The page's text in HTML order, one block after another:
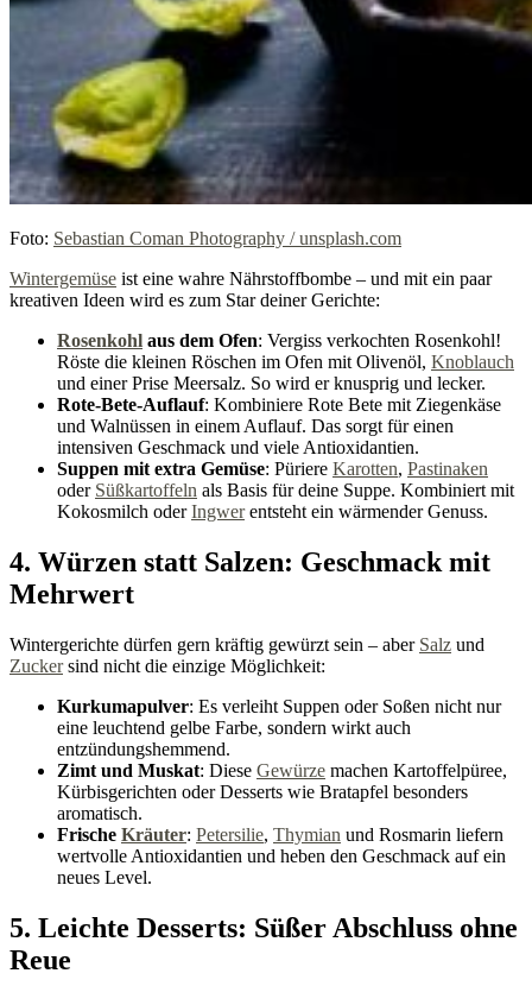
Foto: Sebastian Coman Photography / unsplash.com
Wintergemüse ist eine wahre Nährstoffbombe – und mit ein paar
kreativen Ideen wird es zum Star deiner Gerichte:
Rosenkohl aus dem Ofen: Vergiss verkochten Rosenkohl!
Röste die kleinen Röschen im Ofen mit Olivenöl, Knoblauch
und einer Prise Meersalz. So wird er knusprig und lecker.
Rote-Bete-Auflauf: Kombiniere Rote Bete mit Ziegenkäse
und Walnüssen in einem Auflauf. Das sorgt für einen
intensiven Geschmack und viele Antioxidantien.
Suppen mit extra Gemüse: Püriere Karotten, Pastinaken
oder Süßkartoffeln als Basis für deine Suppe. Kombiniert mit
Kokosmilch oderIngwerentsteht ein wärmender Genuss.
4. Würzen statt Salzen: Geschmack mit
Mehrwert
Wintergerichte dürfen gern kräftig gewürzt sein – aber Salz und
Zuckersind nicht die einzige Möglichkeit:
Kurkumapulver: Es verleiht Suppen oder Soßen nicht nur
eine leuchtend gelbe Farbe, sondern wirkt auch
entzündungshemmend.
Zimt und Muskat: Diese Gewürze machen Kartoffelpüree,
Kürbisgerichten oder Desserts wie Bratapfel besonders
aromatisch.
Frische Kräuter: Petersilie, Thymian und Rosmarin liefern
wertvolle Antioxidantien und heben den Geschmack auf ein
neues Level.
5. Leichte Desserts: Süßer Abschluss ohne
Reue